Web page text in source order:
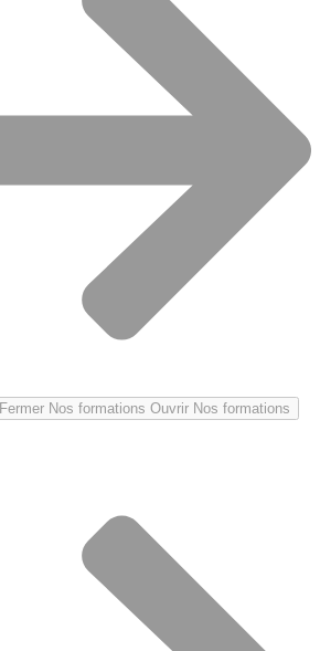
Fermer Nos formations Ouvrir Nos formations